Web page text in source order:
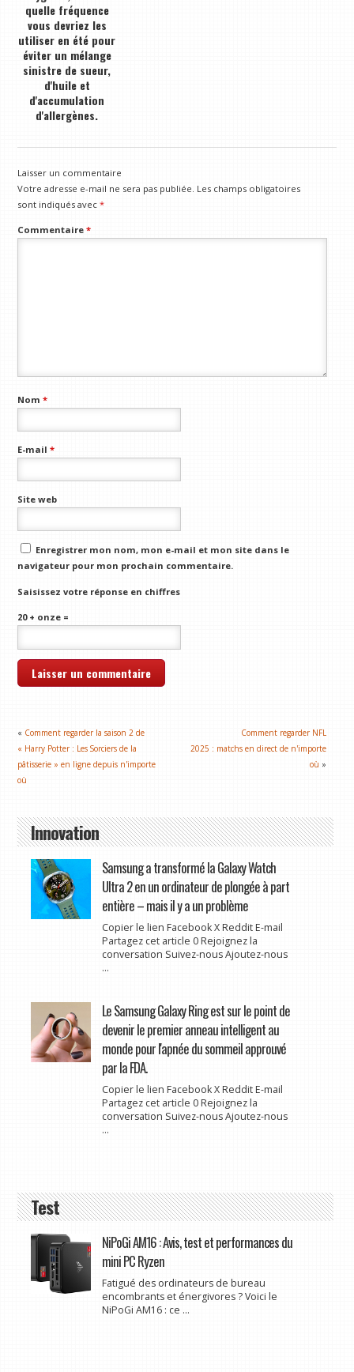
quelle fréquence
vous devriez les
utiliser en été pour
éviter un mélange
sinistre de sueur,
d'huile et
d'accumulation
d'allergènes.
Laisser un commentaire
Votre adresse e-mail ne sera pas publiée. Les champs obligatoires
sont indiqués avec*
Commentaire*
Nom*
E-mail*
Site web
Enregistrer mon nom, mon e-mail et mon site dans le
navigateur pour mon prochain commentaire.
Saisissez votre réponse en chiffres
20 + onze =
« Comment regarder la saison 2 de
« Harry Potter : Les Sorciers de la
pâtisserie » en ligne depuis n'importe
où
Comment regarder NFL
2025 : matchs en direct de n'importe
où »
Innovation
Samsung a transformé la Galaxy Watch
Ultra 2 en un ordinateur de plongée à part
entière – mais il y a un problème
Copier le lien Facebook X Reddit E-mail
Partagez cet article 0 Rejoignez la
conversation Suivez-nous Ajoutez-nous
...
Le Samsung Galaxy Ring est sur le point de
devenir le premier anneau intelligent au
monde pour l'apnée du sommeil approuvé
par la FDA.
Copier le lien Facebook X Reddit E-mail
Partagez cet article 0 Rejoignez la
conversation Suivez-nous Ajoutez-nous
...
Test
NiPoGi AM16 : Avis, test et performances du
mini PC Ryzen
Fatigué des ordinateurs de bureau
encombrants et énergivores ? Voici le
NiPoGi AM16 : ce ...